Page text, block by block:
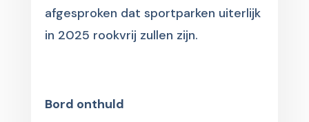
afgesproken dat sportparken uiterlijk
in 2025 rookvrij zullen zijn.
Bord onthuld